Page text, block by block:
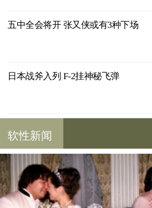
五中全会将开 张又侠或有3种下场
日本战斧入列 F-2挂神秘飞弹
软性新闻